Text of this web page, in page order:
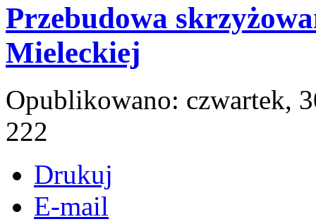
Przebudowa
Mieleckiej
Opublikowano: czwartek,
222
Drukuj
E-mail